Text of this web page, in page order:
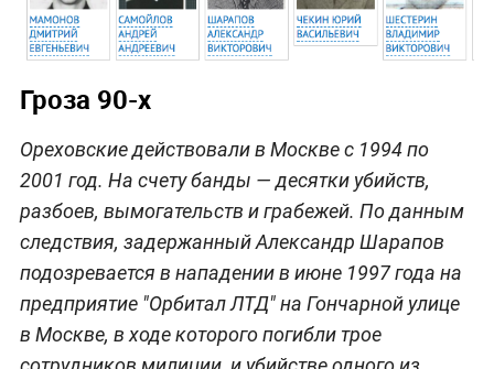
Гроза 90-х
Ореховские действовали в Москве с 1994 по
2001 год. На счету банды — десятки убийств,
разбоев, вымогательств и грабежей. По данным
следствия, задержанный Александр Шарапов
подозревается в нападении в июне 1997 года на
предприятие "Орбитал ЛТД" на Гончарной улице
в Москве, в ходе которого погибли трое